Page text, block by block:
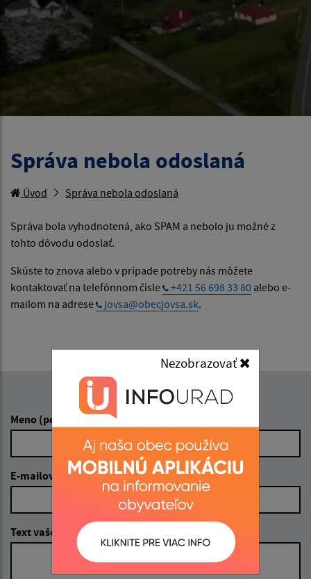
Správa nebola odoslaná
Úvod Správa nebola odoslaná
Správa bola vyhodnotená, ako SPAM a nebolo ju možné z
tohto dôvodu odoslať.
Skúste to znova alebo v prípade potreby nás môžete
kontaktovať na telefónnom čísle
+421 56 698 33 80 alebo e-
mailom na adrese
jovsa@obecjovsa.sk.
Napíšte nám:
Meno (povinné)
E-mailová adresa (povinné)
Text vašej správy (povinné)
Nezobrazovať